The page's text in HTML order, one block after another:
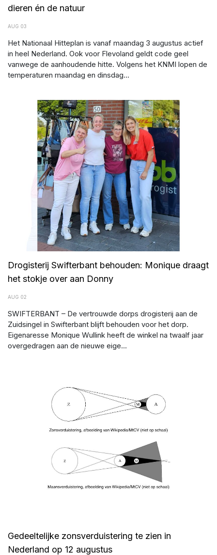
dieren én de natuur
AUG 03
Het Nationaal Hitteplan is vanaf maandag 3 augustus actief
in heel Nederland. Ook voor Flevoland geldt code geel
vanwege de aanhoudende hitte. Volgens het KNMI lopen de
temperaturen maandag en dinsdag...
Afbeelding: Facebook - Drogisterij Monique
Drogisterij Swifterbant behouden: Monique draagt
het stokje over aan Donny
AUG 02
SWIFTERBANT – De vertrouwde dorps drogisterij aan de
Zuidsingel in Swifterbant blijft behouden voor het dorp.
Eigenaresse Monique Wullink heeft de winkel na twaalf jaar
overgedragen aan de nieuwe eige...
Gedeeltelijke zonsverduistering te zien in
Nederland op 12 augustus